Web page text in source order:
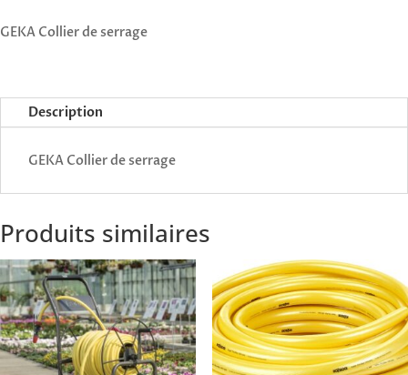
GEKA Collier de serrage
Description
GEKA Collier de serrage
Produits similaires